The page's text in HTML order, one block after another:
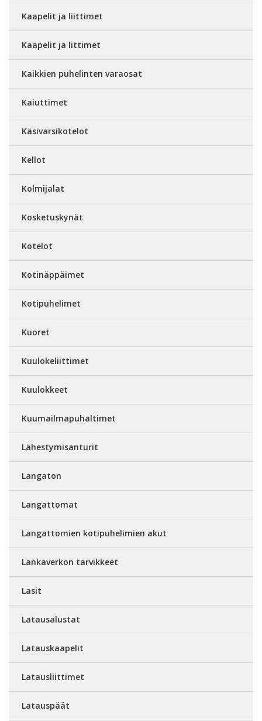
Kaapelit ja liittimet
Kaapelit ja littimet
Kaikkien puhelinten varaosat
Kaiuttimet
Käsivarsikotelot
Kellot
Kolmijalat
Kosketuskynät
Kotelot
Kotinäppäimet
Kotipuhelimet
Kuoret
Kuulokeliittimet
Kuulokkeet
Kuumailmapuhaltimet
Lähestymisanturit
Langaton
Langattomat
Langattomien kotipuhelimien akut
Lankaverkon tarvikkeet
Lasit
Latausalustat
Latauskaapelit
Latausliittimet
Latauspäät